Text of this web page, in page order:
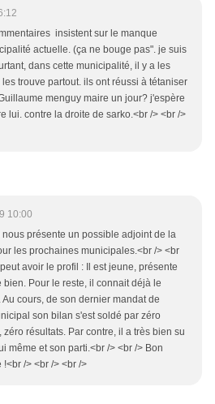
insistent sur le manque
actuelle. (ça ne bouge pas". je suis
dans cette municipalité, il y a les
trouve partout. ils ont réussi à tétaniser
menguy maire un jour? j'espère
lui. contre la droite de sarko.<br /> <br />
10:00
présente un possible adjoint de la
les prochaines municipales.<br /> <br
avoir le profil : Il est jeune, présente
bien. Pour le reste, il connait déjà le
cours, de son dernier mandat de
son bilan s'est soldé par zéro
résultats. Par contre, il a très bien su
même et son parti.<br /> <br /> Bon
/> <br /> <br />